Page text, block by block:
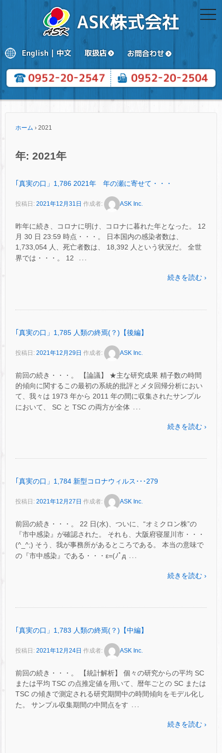
ホーム › 2021
年: 2021年
｢真実の口」1,786 2021年 年の瀬に寄せて・・・
投稿日: 2021年12月31日 作成者: ASK Inc.
昨年に続き、コロナに明け、コロナに暮れた年となった。 12
月 30 日 23:59 時点・・・。 日本国内の感染者数は、
1,733,054 人、死亡者数は、 18,392 人という状況だ。 全世
界では・・・。 12
…
続きを読む ›
｢真実の口」1,785 人類の終焉(？)【後編】
投稿日: 2021年12月29日 作成者: ASK Inc.
前回の続き・・・。 【論議】 ★主な研究成果 精子数の時間
的傾向に関するこの最初の系統的批評とメタ回帰分析におい
て、我々は 1973 年から 2011 年の間に収集されたサンプル
において、 SC と TSC の両方が全体 …
続きを読む ›
｢真実の口」1,784 新型コロナウィルス･･･279
投稿日: 2021年12月27日 作成者: ASK Inc.
前回の続き・・・。 22 日(水)、ついに、“オミクロン株”の
『市中感染』が確認された。 それも、大阪府寝屋川市・・・
(^_^;) そう、我が事務所があるところである。 本当の意味で
の『市中感染』である・・・ε=(ﾉﾟд …
続きを読む ›
｢真実の口」1,783 人類の終焉(？)【中編】
投稿日: 2021年12月24日 作成者: ASK Inc.
前回の続き・・・。 【統計解析】 個々の研究からの平均 SC
または平均 TSC の点推定値を用いて、暦年ごとの SC または
TSC の傾きで測定される研究期間中の時間傾向をモデル化し
た。 サンプル収集期間の中間点をす …
続きを読む ›